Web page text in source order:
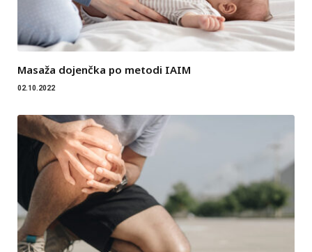
Masaža dojenčka po metodi IAIM
02.10.2022